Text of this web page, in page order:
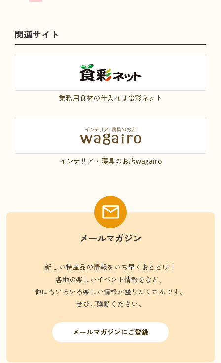
関連サイト
業務用食材の仕入れは食彩ネット
インテリア・寝具のお店wagairo
メールマガジン
新しい特産品の情報をいち早くおとどけ！
各地の楽しいイベント情報をなど、
他にもいろいろ楽しい情報が盛りだくさんです。
ぜひご購読ください。
メールマガジンにご登録